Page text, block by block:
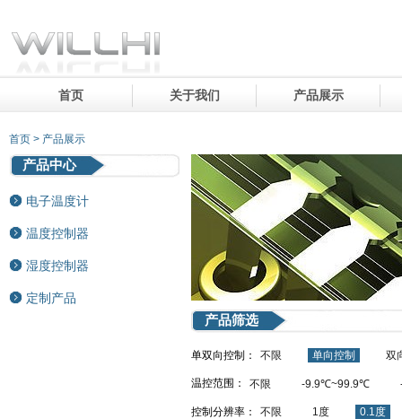
首页 关于我们 产品展示
首页 > 产品展示
产品中心
电子温度计
温度控制器
湿度控制器
定制产品
产品筛选
单双向控制： 不限 单向控制 双
温控范围： 不限 -9.9℃~99.9℃
控制分辨率： 不限 1度 0.1度